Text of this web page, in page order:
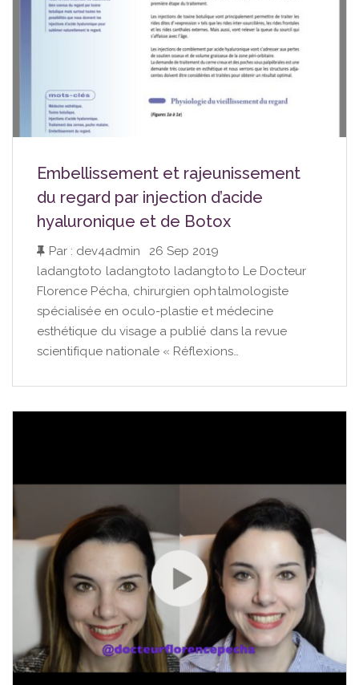
Embellissement et rajeunissement
du regard par injection d’acide
hyaluronique et de Botox
Par : dev4admin
26 Sep 2019
ladangtoto ladangtoto ladangtoto Le Docteur
Florence Pécha, chirurgien ophtalmologiste
spécialisée en oculo-plastie et médecine
esthétique du visage a publié dans la revue
scientifique nationale « Réflexions…